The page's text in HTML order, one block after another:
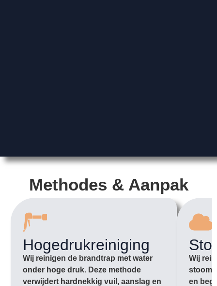
Methodes & Aanpak
Hogedrukreiniging
Wij reinigen de brandtrap met water
onder hoge druk. Deze methode
verwijdert hardnekkig vuil, aanslag en
Wij
stoom
en